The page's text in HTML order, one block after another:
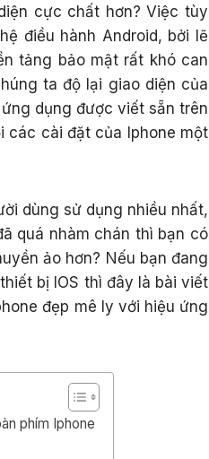
cực chất hơn? Việc tùy
điều hành Android, bởi lẽ
tảng bảo mật rất khó can
ta độ lại giao diện của
dụng được viết sẵn trên
các cài đặt của Iphone một
dùng sử dụng nhiều nhất,
quá nhàm chán thì bạn có
ảo hơn? Nếu bạn đang
bị IOS thì đây là bài viết
đẹp mê ly với hiệu ứng
phím Iphone